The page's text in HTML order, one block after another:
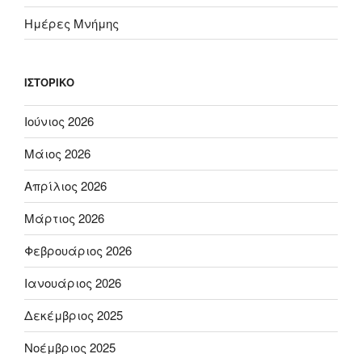
Ημέρες Μνήμης
ΙΣΤΟΡΙΚΌ
Ιούνιος 2026
Μάιος 2026
Απρίλιος 2026
Μάρτιος 2026
Φεβρουάριος 2026
Ιανουάριος 2026
Δεκέμβριος 2025
Νοέμβριος 2025